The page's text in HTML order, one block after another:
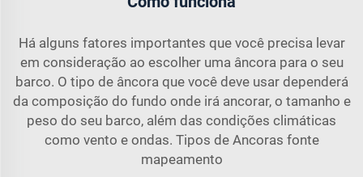
Há alguns fatores importantes que você precisa levar
em consideração ao escolher uma âncora para o seu
barco. O tipo de âncora que você deve usar dependerá
da composição do fundo onde irá ancorar, o tamanho e
peso do seu barco, além das condições climáticas
como vento e ondas. Tipos de Ancoras fonte
mapeamento